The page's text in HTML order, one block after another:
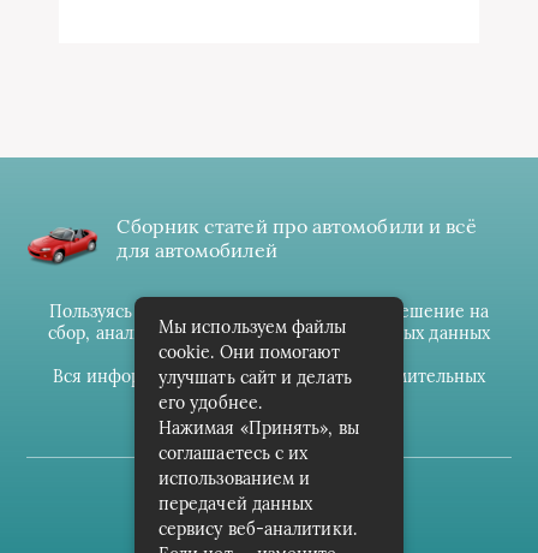
Сборник статей про автомобили и всё
для автомобилей
Пользуясь данным ресурсом вы даёте разрешение на
сбор, анализ и хранение своих персональных данных
согласноПравилам
Вся информация предоставлена в ознакомительных
целях.
(c) cpark-avto.ru
Карта сайта
Мы используем файлы
cookie. Они помогают
улучшать сайт и делать
его удобнее.
Нажимая «Принять», вы
соглашаетесь с их
использованием и
передачей данных
сервису веб-аналитики.